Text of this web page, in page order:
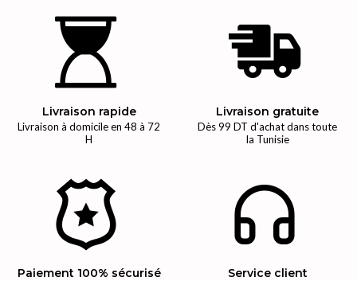
Livraison rapide
Livraison à domicile en 48 à 72
H
Livraison gratuite
Dès 99 DT d'achat dans toute
la Tunisie
Paiement 100% sécurisé Service client